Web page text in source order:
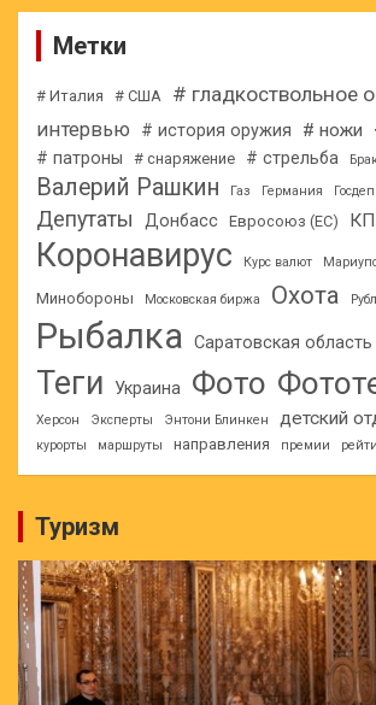
Метки
# Италия # США # гладкоствольное
интервью
# история оружия # ножи
# патроны # снаряжение # стрельба
Валерий Рашкин Газ Германия
Депутаты Донбасс Евросоюз (ЕС)
Коронавирус Курс валют
Минобороны Московская биржа Охота
Рыбалка Саратовская область
Теги Украина Фото
Херсон Эксперты Энтони Блинкен детский
курорты маршруты направления премии
Туризм